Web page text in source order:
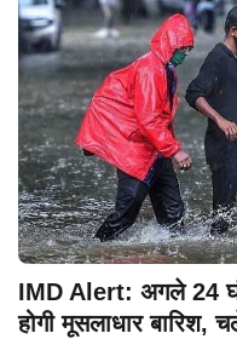
IMD Alert: अगले 24
होगी मूसलाधार बारिश,